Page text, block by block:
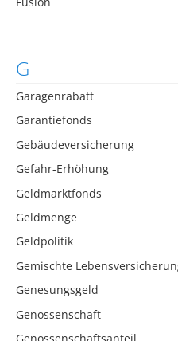
G
Garagenrabatt
Garantiefonds
Gebäudeversicherung
Gefahr-Erhöhung
Geldmarktfonds
Geldmenge
Geldpolitik
Gemischte
Genesungsgeld
Genossenschaft